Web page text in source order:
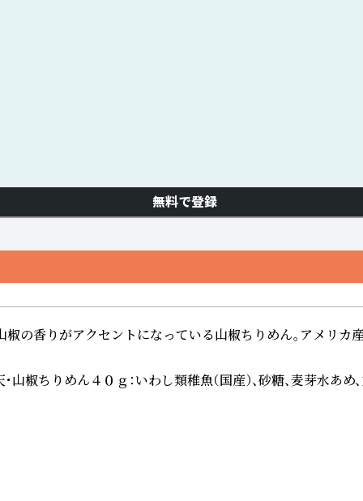
無料で登録
りがアクセントになっている山椒ちりめん。アメリ
めん４０ｇ：いわし類稚魚（国産）、砂糖、麦芽水あ